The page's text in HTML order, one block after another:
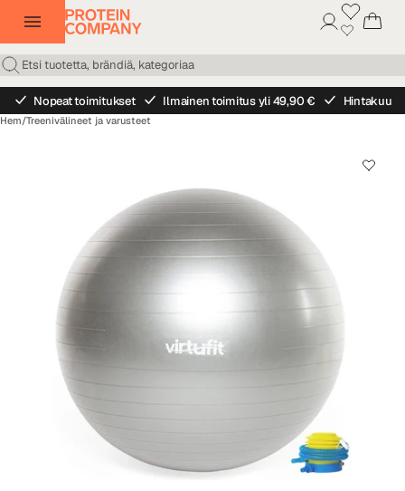
Nopeat toimitukset Ilmainen toimitus yli 49,90 € Hintakuu
Hem/Treenivälineet ja varusteet